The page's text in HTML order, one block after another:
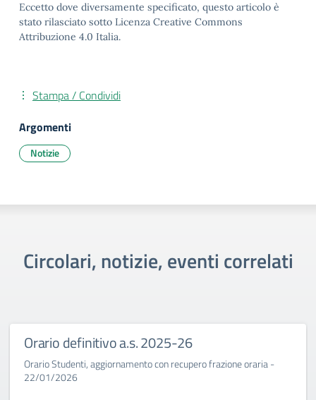
Eccetto dove diversamente specificato, questo articolo è
stato rilasciato sotto Licenza Creative Commons
Attribuzione 4.0 Italia.
Stampa / Condividi
Argomenti
Notizie
Circolari, notizie, eventi correlati
Orario definitivo a.s. 2025-26
Orario Studenti, aggiornamento con recupero frazione oraria -
22/01/2026